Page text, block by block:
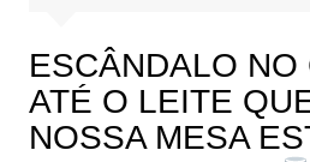
ESCÂNDALO NO
ATÉ O LEITE
NOSSA MESA